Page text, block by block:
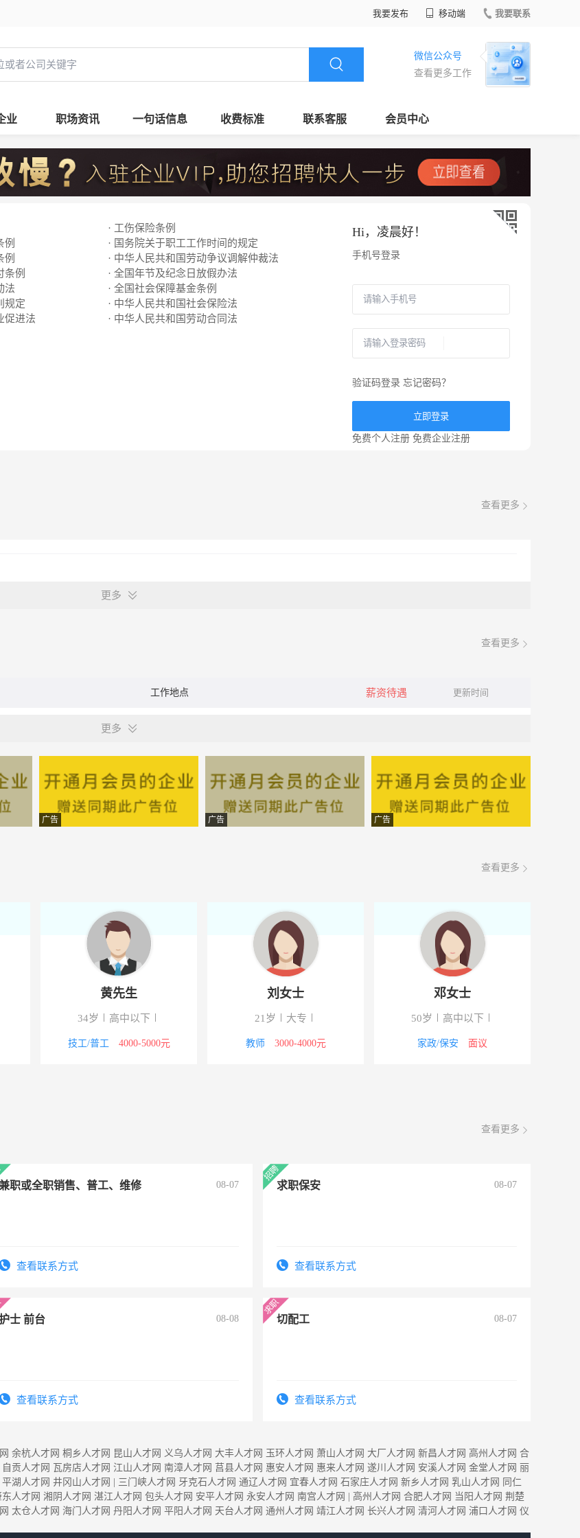
我要发布 移动端 我要联系
微信公众号
查看更多工作
业 职场资讯 一句话信息 收费标准 联系客服 会员中心
· 工伤保险条例
例
· 国务院关于职工工作时间的规定
例
· 中华人民共和国劳动争议调解仲裁法
条例
· 全国年节及纪念日放假办法
法
· 全国社会保障基金条例
规定
· 中华人民共和国社会保险法
促进法
· 中华人民共和国劳动合同法
Hi， 凌晨好！
手机号登录
验证码登录 忘记密码？
立即登录
免费个人注册 免费企业注册
查看更多
更多
查看更多
工作地点 薪资待遇 更新时间
更多
广告 广告 广告
查看更多
黄先生
34岁 高中以下
技工/普工 4000-5000元
刘女士
21岁 大专
教师 3000-4000元
邓女士
50岁 高中以下
家政/保安 面议
查看更多
兼职或全职销售、普工、维修 08-07
查看联系方式
求职保安 08-07
查看联系方式
士 前台 08-08
查看联系方式
切配工 08-07
查看联系方式
余杭人才网 桐乡人才网 昆山人才网 义乌人才网 大丰人才网 玉环人才网 萧山人才网 大厂人才网 新昌人才网 高州人才网 合
自贡人才网 瓦房店人才网 江山人才网 南漳人才网 莒县人才网 惠安人才网 惠来人才网 遂川人才网 安溪人才网 金堂人才网 丽
平湖人才网 井冈山人才网 三门峡人才网 牙克石人才网 通辽人才网 宜春人才网 石家庄人才网 新乡人才网 乳山人才网
同仁
东人才网 湘阴人才网 湛江人才网 包头人才网 安平人才网 永安人才网 南宫人才网 高州人才网 合肥人才网 当阳人才网 荆楚
太仓人才网 海门人才网 丹阳人才网 平阳人才网 天台人才网 通州人才网 靖江人才网 长兴人才网 清河人才网 浦口人才网 仪